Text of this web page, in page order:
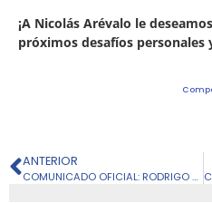
¡A Nicolás Arévalo le
próximos desafíos
ANTERIOR
COMUNICADO OFICIAL: RODRIGO CONTRERAS